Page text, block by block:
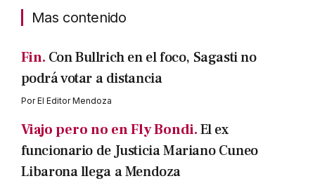
Mas contenido
Fin. Con Bullrich en el foco, Sagasti no
podrá votar a distancia
PorEl Editor Mendoza
Viajo pero no en Fly Bondi.El ex
funcionario de Justicia Mariano Cuneo
Libarona llega a Mendoza